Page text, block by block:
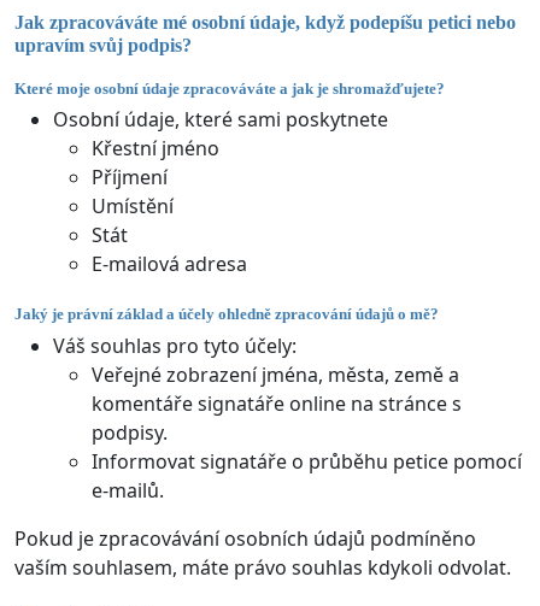
Jak zpracováváte mé osobní údaje, když podepíšu petici nebo
upravím svůj podpis?
Které moje osobní údaje zpracováváte a jak je shromažďujete?
Osobní údaje, které sami poskytnete
Křestní jméno
Příjmení
Umístění
Stát
E-mailová adresa
Jaký je právní základ a účely ohledně zpracování údajů o mě?
Váš souhlas pro tyto účely:
Veřejné zobrazení jména, města, země a
komentáře signatáře online na stránce s
podpisy.
Informovat signatáře o průběhu petice pomocí
e-mailů.
Pokud je zpracovávání osobních údajů podmíněno
vaším souhlasem, máte právo souhlas kdykoli odvolat.